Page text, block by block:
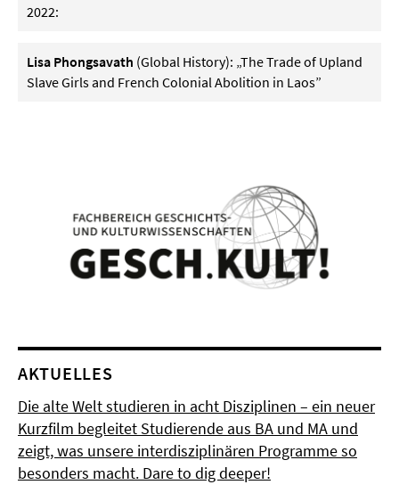
2022:
Lisa Phongsavath (Global History): „The Trade of Upland
Slave Girls and French Colonial Abolition in Laos”
AKTUELLES
Die alte Welt studieren in acht Disziplinen – ein neuer
Kurzfilm begleitet Studierende aus BA und MA und
zeigt, was unsere interdisziplinären Programme so
besonders macht. Dare to dig deeper!